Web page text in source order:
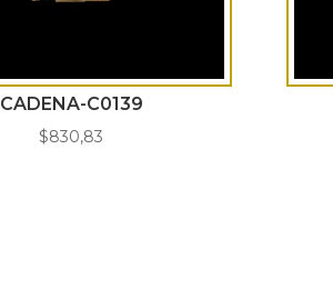
CADENA-C0139
$830,83